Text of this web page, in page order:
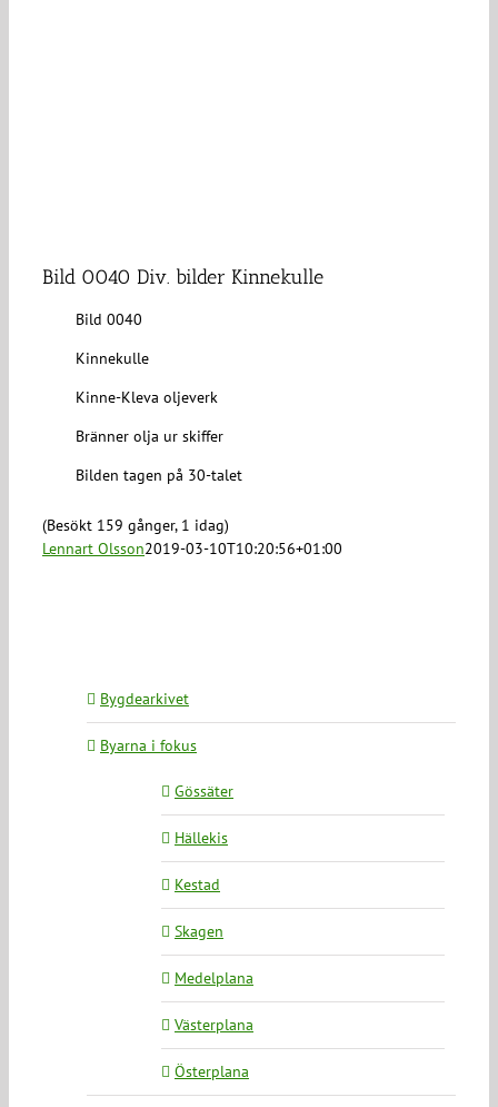
Bild 0040 Div. bilder Kinnekulle
Bild 0040
Kinnekulle
Kinne-Kleva oljeverk
Bränner olja ur skiffer
Bilden tagen på 30-talet
(Besökt 159 gånger, 1 idag)
Lennart Olsson2019-03-10T10:20:56+01:00
Bygdearkivet
Byarna i fokus
Gössäter
Hällekis
Kestad
Skagen
Medelplana
Västerplana
Österplana